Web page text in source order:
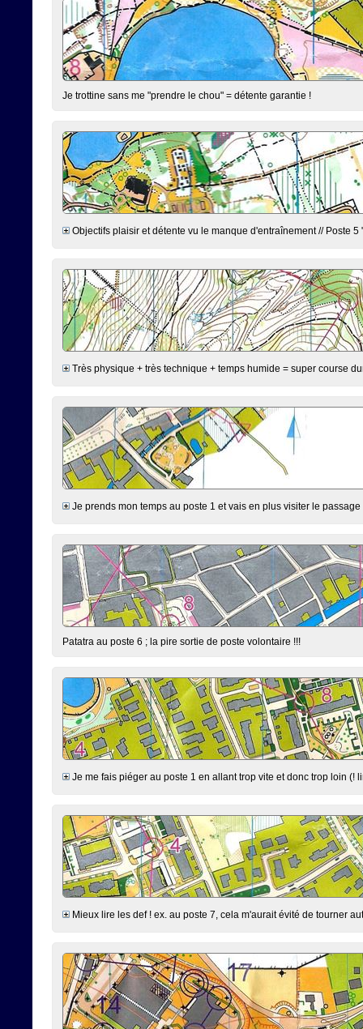
Je trottine sans me "prendre le chou" = détente garantie !
Objectifs plaisir et détente vu le manque d'entraînement // Poste
Très physique + très technique + temps humide = super course
Je prends mon temps au poste 1 et vais en plus visiter le
Patatra au poste 6 ; la pire sortie de poste volontaire !!!
Je me fais piéger au poste 1 en allant trop vite et donc trop loin (!
Mieux lire les def ! ex. au poste 7, cela m'aurait évité de tourner